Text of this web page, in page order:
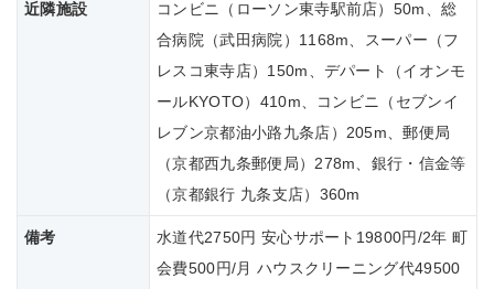
近隣施設
コンビニ（ローソン東寺駅前店）50m、総
合病院（武田病院）1168m、スーパー（フ
レスコ東寺店）150m、デパート（イオンモ
ールKYOTO）410m、コンビニ（セブンイ
レブン京都油小路九条店）205m、郵便局
（京都西九条郵便局）278m、銀行・信金等
（京都銀行 九条支店）360m
備考
水道代2750円 安心サポート19800円/2年 町
会費500円/月 ハウスクリーニング代49500